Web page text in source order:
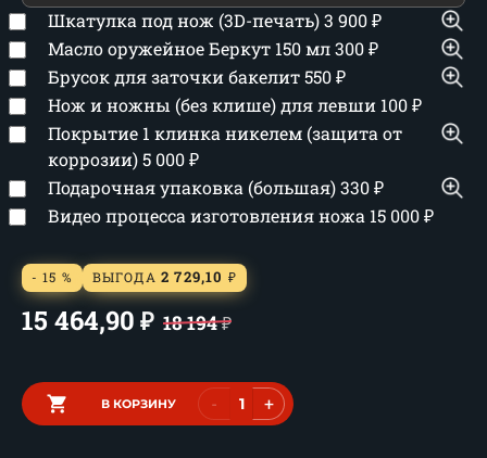
Шкатулка под нож (3D-печать)3 900₽
Масло оружейное Беркут 150 мл300₽
Брусок для заточки бакелит550₽
Нож и ножны (без клише) для левши 100₽
Покрытие 1 клинка никелем (защита от
коррозии)5 000₽
Подарочная упаковка (большая)330₽
Видео процесса изготовления ножа 15 000₽
- 15 % ВЫГОДА 2 729,10 ₽
15 464,90 ₽ 18 194₽
В КОРЗИНУ - +